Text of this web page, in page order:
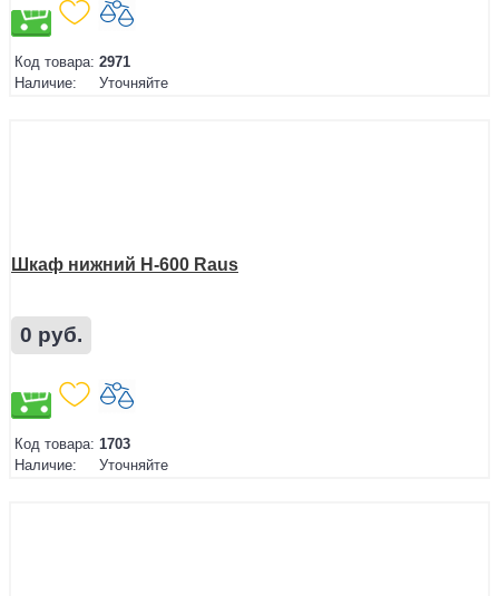
Код товара: 2971
Наличие:
Уточняйте
Шкаф нижний Н-600 Raus
0 руб.
Код товара: 1703
Наличие:
Уточняйте